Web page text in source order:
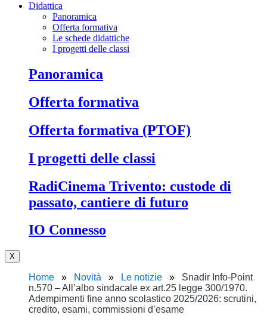
Didattica
Panoramica
Offerta formativa
Le schede didattiche
I progetti delle classi
Panoramica
Offerta formativa
Offerta formativa (PTOF)
I progetti delle classi
RadiCinema Trivento: custode di
passato, cantiere di futuro
IO Connesso
X
Home Novità Le notizie
Snadir Info-Point
n.570 – All’albo sindacale ex art.25 legge 300/1970.
Adempimenti fine anno scolastico 2025/2026: scrutini,
credito, esami, commissioni d’esame